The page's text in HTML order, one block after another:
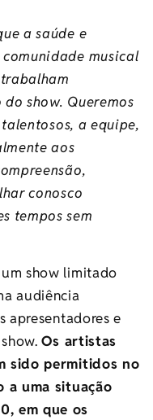
a saúde e
musical
show. Queremos
a equipe,
aos
conosco
tempos sem
show limitado
audiência
apresentadores e
Os artistas
sido permitidos no
a uma situação
em que os